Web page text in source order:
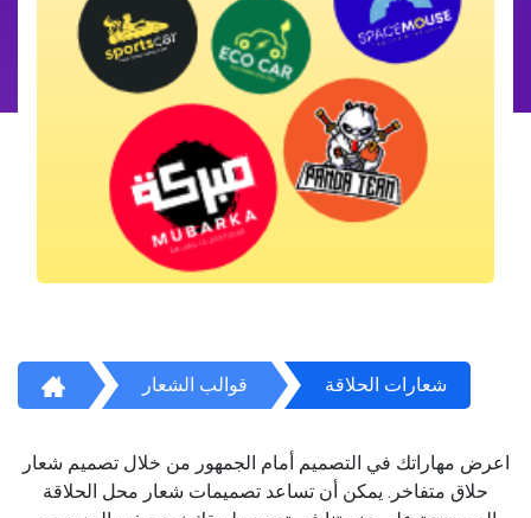
قوالب الشعار شعارات الحلاقة
اعرض مهاراتك في التصميم أمام الجمهور من خلال تصميم شعار
حلاق متفاخر. يمكن أن تساعد تصميمات شعار محل الحلاقة